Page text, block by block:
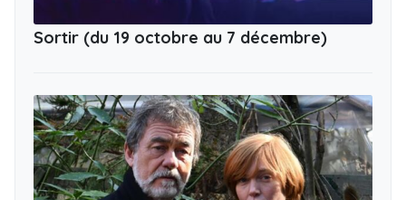
Sortir (du 19 octobre au 7 décembre)